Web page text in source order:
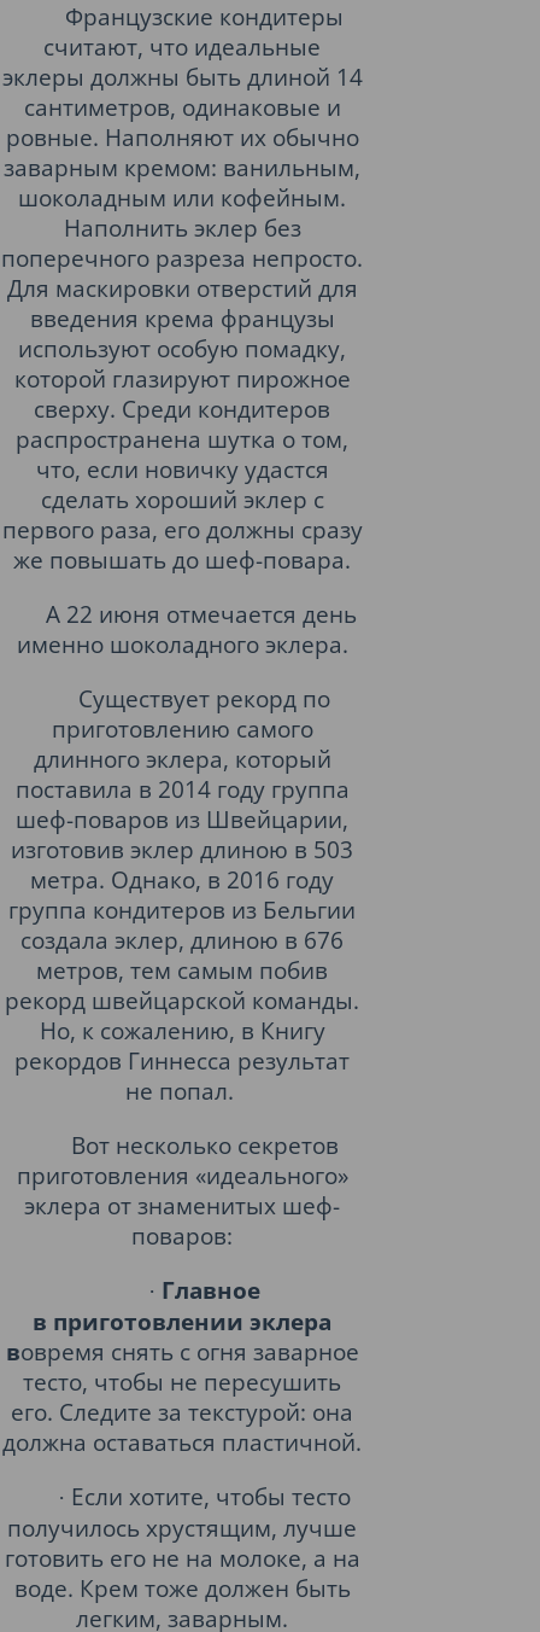
Французские кондитеры
считают, что идеальные
эклеры должны быть длиной 14
сантиметров, одинаковые и
ровные. Наполняют их обычно
заварным кремом: ванильным,
шоколадным или кофейным.
Наполнить эклер без
поперечного разреза непросто.
Для маскировки отверстий для
введения крема французы
используют особую помадку,
которой глазируют пирожное
сверху. Среди кондитеров
распространена шутка о том,
что, если новичку удастся
сделать хороший эклер с
первого раза, его должны сразу
же повышать до шеф-повара.
А 22 июня отмечается день
именно шоколадного эклера.
Существует рекорд по
приготовлению самого
длинного эклера, который
поставила в 2014 году группа
шеф-поваров из Швейцарии,
изготовив эклер длиною в 503
метра. Однако, в 2016 году
группа кондитеров из Бельгии
создала эклер, длиною в 676
метров, тем самым побив
рекорд швейцарской команды.
Но, к сожалению, в Книгу
рекордов Гиннесса результат
не попал.
Вот несколько секретов
приготовления «идеального»
эклера от знаменитых шеф-
поваров:
· Главное
в приготовлении эклера
вовремя снять с огня заварное
тесто, чтобы не пересушить
его. Следите за текстурой: она
должна оставаться пластичной.
· Если хотите, чтобы тесто
получилось хрустящим, лучше
готовить его не на молоке, а на
воде. Крем тоже должен быть
легким, заварным.